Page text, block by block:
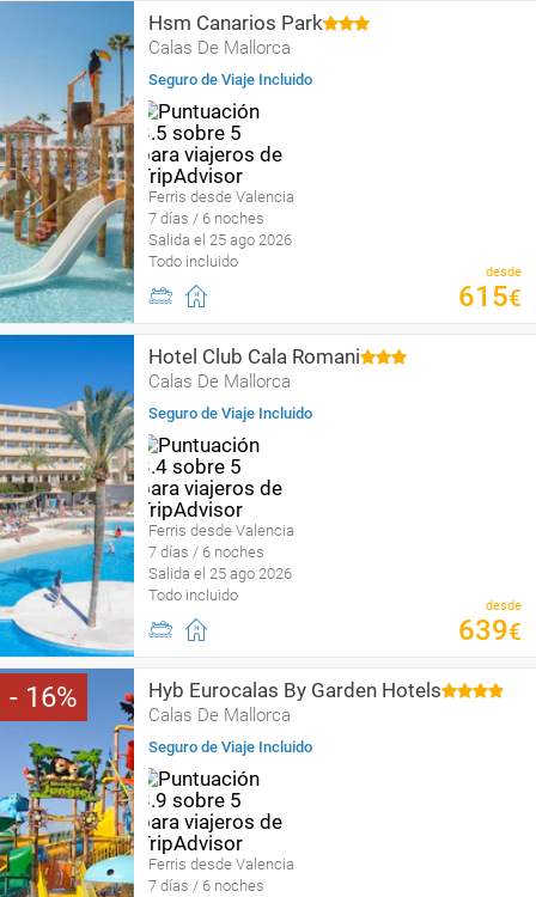
Hsm Canarios Park
Calas De Mallorca
Seguro de Viaje Incluido
Ferris desde Valencia
7 días / 6 noches
Salida el 25 ago 2026
Todo incluido
desde
615€
Hotel Club Cala Romani
Calas De Mallorca
Seguro de Viaje Incluido
Ferris desde Valencia
7 días / 6 noches
Salida el 25 ago 2026
Todo incluido
desde
639€
16 Hyb Eurocalas By Garden Hotels
Calas De Mallorca
Seguro de Viaje Incluido
Ferris desde Valencia
7 días / 6 noches